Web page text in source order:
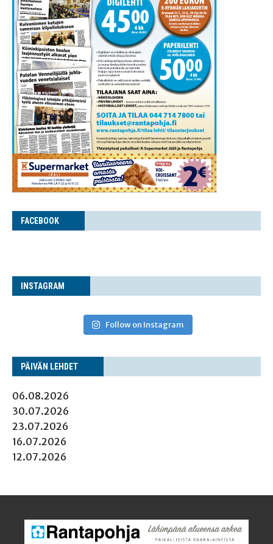
FACE­BOOK
INS­TA­GRAM
Follow on Instagram
PÄI­VÄN LEHDET
06.08.2026
30.07.2026
23.07.2026
16.07.2026
12.07.2026